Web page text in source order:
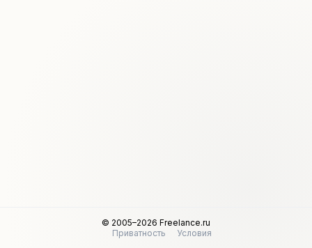
© 2005–2026 Freelance.ru
Приватность
Условия